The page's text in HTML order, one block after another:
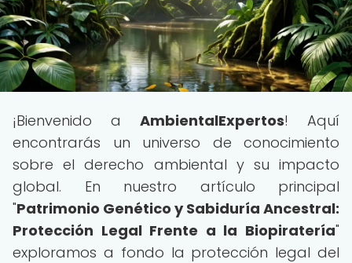
¡Bienvenido a AmbientalExpertos! Aquí
encontrarás un universo de conocimiento
sobre el derecho ambiental y su impacto
global. En nuestro artículo principal
"Patrimonio Genético y Sabiduría Ancestral:
Protección Legal Frente a la Biopiratería"
exploramos a fondo la protección legal del